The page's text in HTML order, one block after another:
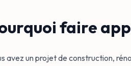
faire
avez un projet de construction,